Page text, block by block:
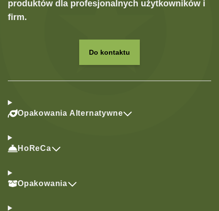
produktów dla profesjonalnych użytkowników i
firm.
Do kontaktu
Opakowania Alternatywne
HoReCa
Opakowania